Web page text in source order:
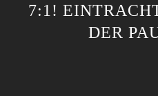
7:1!
DER